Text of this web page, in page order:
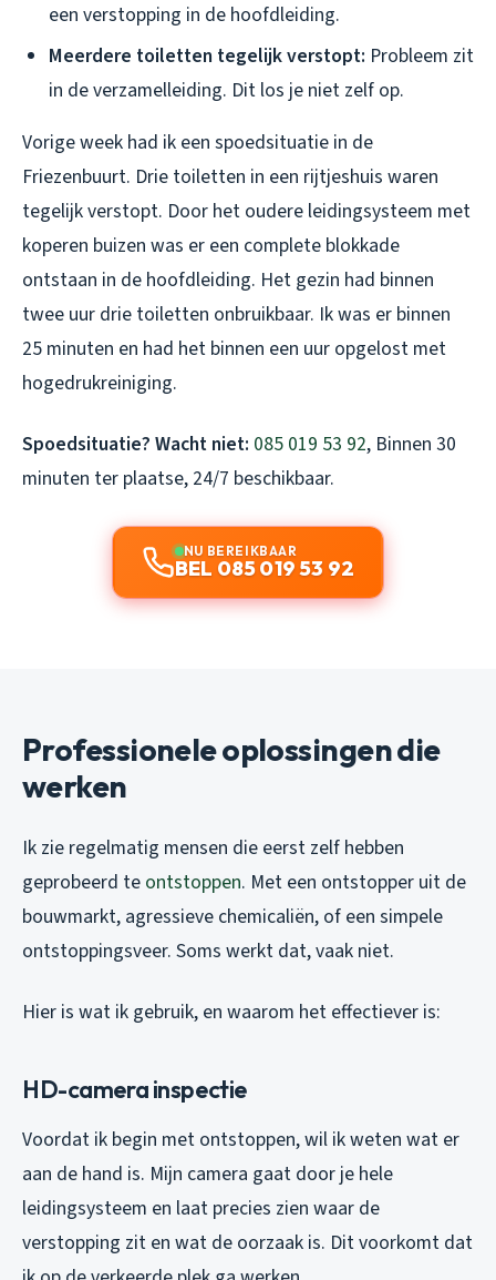
een verstopping in de hoofdleiding.
Meerdere toiletten tegelijk verstopt: Probleem zit
in de verzamelleiding. Dit los je niet zelf op.
Vorige week had ik een spoedsituatie in de
Friezenbuurt. Drie toiletten in een rijtjeshuis waren
tegelijk verstopt. Door het oudere leidingsysteem met
koperen buizen was er een complete blokkade
ontstaan in de hoofdleiding. Het gezin had binnen
twee uur drie toiletten onbruikbaar. Ik was er binnen
25 minuten en had het binnen een uur opgelost met
hogedrukreiniging.
Spoedsituatie? Wacht niet: 085 019 53 92, Binnen 30
minuten ter plaatse, 24/7 beschikbaar.
NU BEREIKBAAR
BEL 085 019 53 92
Professionele oplossingen die
werken
Ik zie regelmatig mensen die eerst zelf hebben
geprobeerd te ontstoppen. Met een ontstopper uit de
bouwmarkt, agressieve chemicaliën, of een simpele
ontstoppingsveer. Soms werkt dat, vaak niet.
Hier is wat ik gebruik, en waarom het effectiever is:
HD-camera inspectie
Voordat ik begin met ontstoppen, wil ik weten wat er
aan de hand is. Mijn camera gaat door je hele
leidingsysteem en laat precies zien waar de
verstopping zit en wat de oorzaak is. Dit voorkomt dat